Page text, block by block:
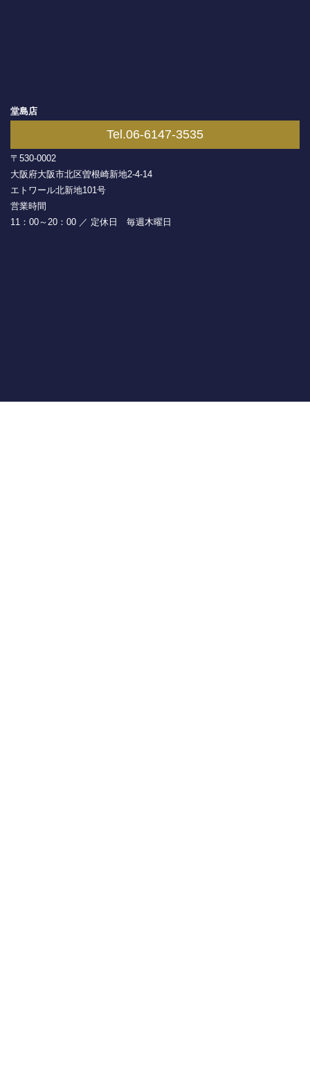
堂島店
Tel.06-6147-3535
〒530-0002
大阪府大阪市北区曽根崎新地2-4-14
エトワール北新地101号
営業時間
11：00～20：00 ／ 定休日 毎週木曜日